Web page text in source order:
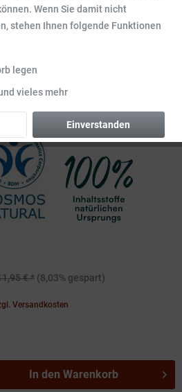
€ * (8,03% gespart)
Versandkosten
In den Warenkorb
Wenn Sie damit nicht
stehen Ihnen folgende Funktionen
legen
vieles mehr
Einverstanden